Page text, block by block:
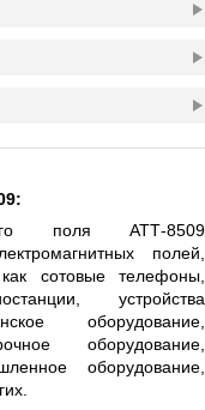
поля АТТ-8509
полей,
сотовые телефоны,
устройства
оборудование,
оборудование,
оборудование,